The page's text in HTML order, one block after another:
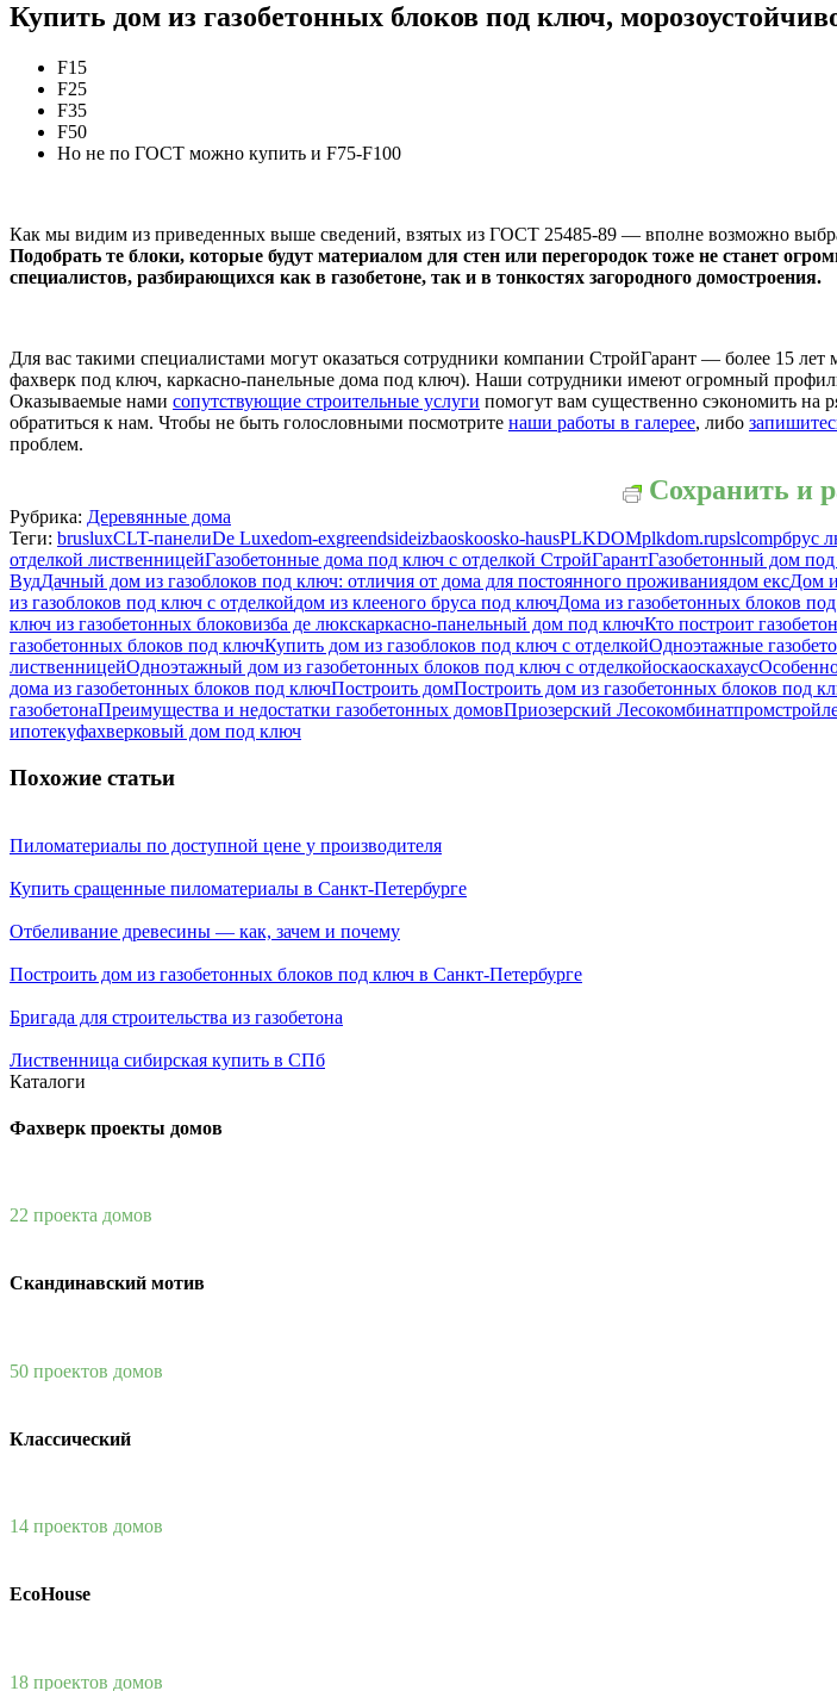
Купить дом из газобетонных блоков под ключ,
F15
F25
F35
F50
Но не по ГОСТ можно купить и F75-F100
Как мы видим из приведенных выше сведений, взятых из ГОСТ 25485-89 — вполне возможно
Подобрать те блоки, которые будут материалом для стен или перегородок тоже не станет
специалистов, разбирающихся как в газобетоне, так и в тонкостях загородного домостроения.
Для вас такими специалистами могут оказаться сотрудники компании СтройГарант — более 15
фахверк под ключ, каркасно-панельные дома под ключ). Наши сотрудники имеют огромный
Оказываемые нами сопутствующие строительные услуги помогут вам существенно сэкономить на
обратиться к нам. Чтобы не быть голословными посмотрите наши работы в галерее, либо
проблем.
Сохранить и
Рубрика: Деревянные дома
Теги: brusluxCLT-панелиDe Luxedom-exgreendsideizbaoskoosko-hausPLKDOMplkdom.rupslcompбрус
отделкой лиственницейГазобетонные дома под ключ с отделкой СтройГарантГазобетонный дом
ВудДачный дом из газоблоков под ключ: отличия от дома для постоянного проживаниядом ексДом
из газоблоков под ключ с отделкойдом из клееного бруса под ключДома из газобетонных блоков
ключ из газобетонных блоковизба де люкскаркасно-панельный дом под ключКто построит
газобетонных блоков под ключКупить дом из газоблоков под ключ с отделкойОдноэтажные
лиственницейОдноэтажный дом из газобетонных блоков под ключ с отделкойоскаоскахаус
дома из газобетонных блоков под ключПостроить домПостроить дом из газобетонных блоков под
газобетонаПреимущества и недостатки газобетонных домовПриозерский Лесокомбинат
ипотекуфахверковый дом под ключ
Похожие статьи
Пиломатериалы по доступной цене у производителя
Купить сращенные пиломатериалы в Санкт-Петербурге
Отбеливание древесины — как, зачем и почему
Построить дом из газобетонных блоков под ключ в Санкт-Петербурге
Бригада для строительства из газобетона
Лиственница сибирская купить в СПб
Каталоги
Фахверк проекты домов
22 проекта домов
Скандинавский мотив
50 проектов домов
Классический
14 проектов домов
EcoHouse
18 проектов домов